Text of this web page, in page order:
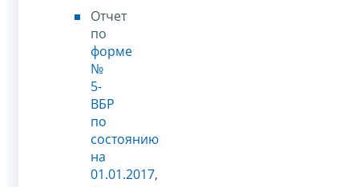
Отчет
по
форме
№
5-
ВБР
по
состоянию
на
01.01.2017,